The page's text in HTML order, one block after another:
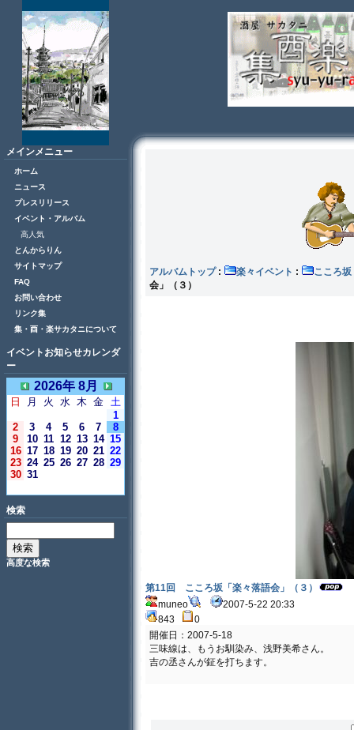
メインメニュー
ホーム
ニュース
プレスリリース
イベント・アルバム
高人気
とんからりん
サイトマップ
FAQ
お問い合わせ
リンク集
集・酉・楽サカタニについて
イベントお知らせカレンダ
ー
2026年 8月
日 月 火 水 木 金 土
1
2
3 4 5 6 7
8
9
10 11 12 13 14 15
16 17 18 19 20 21 22
23 24 25 26 27 28 29
30 31
検索
高度な検索
アルバムトップ: 楽々イベント :
こころ
会」（３）
第11回 こころ坂「楽々落語会」（３）
muneo
2007-5-22 20:33
843
0
開催日：2007-5-18
三味線は、もうお馴染み、浅野美希さん。
吉の丞さんが鉦を打ちます。